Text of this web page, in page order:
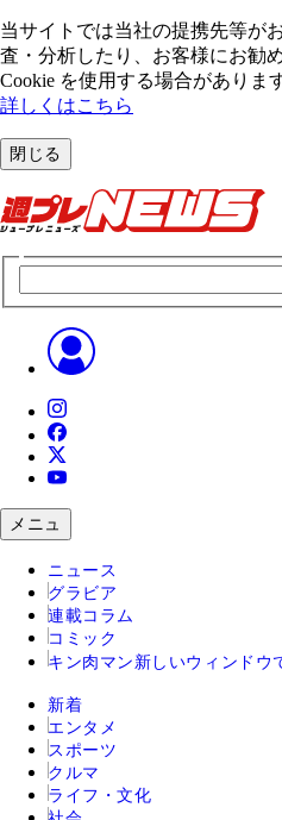
当サイトでは当社の提携先等が
査・分析したり、お客様にお勧
Cookie を使⽤する場合がありま
詳しくはこちら
閉じる
メニュ
ニュース
グラビア
連載コラム
コミック
キン肉マン 新しいウィンドウ
新着
エンタメ
スポーツ
クルマ
ライフ・文化